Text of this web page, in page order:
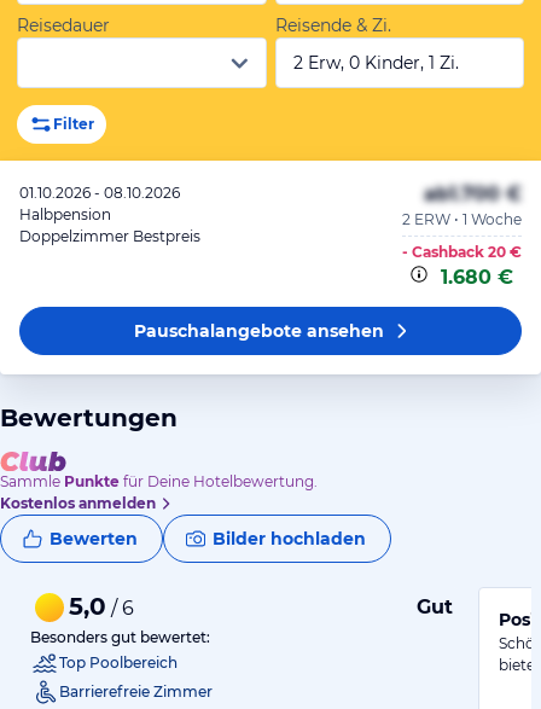
Reisedauer
Reisende & Zi.
2 Erw, 0 Kinder, 1 Zi.
Filter
01.10.2026 - 08.10.2026
Halbpension
Doppelzimmer Bestpreis
ab1.700 €
2 ERW • 1 Woche
- Cashback 20 €
1.680 €
Pauschalangeboteansehen
Bewertungen
Sammle Punkte für Deine Hotelbewertung.
Kostenlos anmelden
Bewerten Bilder hochladen
5,0 / 6 Gut
Besonders gut bewertet:
Top Poolbereich
Barrierefreie Zimmer